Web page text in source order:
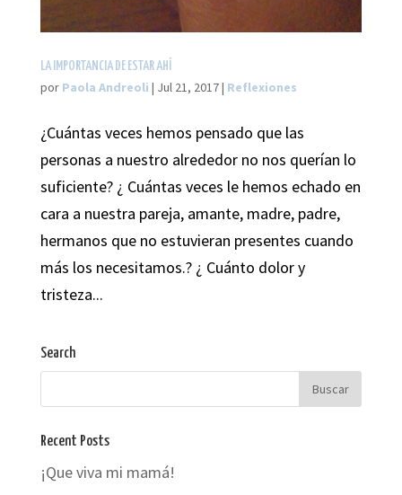
LA IMPORTANCIA DE ESTAR AHÍ
por Paola Andreoli | Jul 21, 2017| Reflexiones
¿Cuántas veces hemos pensado que las
personas a nuestro alrededor no nos querían lo
suficiente? ¿ Cuántas veces le hemos echado en
cara a nuestra pareja, amante, madre, padre,
hermanos que no estuvieran presentes cuando
más los necesitamos.? ¿ Cuánto dolor y
tristeza...
Search
Recent Posts
¡Que viva mi mamá!